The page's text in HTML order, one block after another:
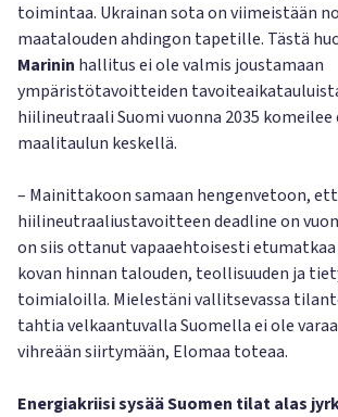
toimintaa. Ukrainan sota on viimeistään
maatalouden ahdingon tapetille. Tästä
Marinin hallitus ei ole valmis joustamaan
ympäristötavoitteiden
hiilineutraali Suomi vuonna 2035 komeilee
maalitaulun keskellä.
– Mainittakoon samaan hengenvetoon,
hiilineutraaliustavoitteen deadline on
on siis ottanut vapaaehtoisesti etumatkaa
kovan hinnan talouden, teollisuuden ja
toimialoilla. Mielestäni vallitsevassa
tahtia velkaantuvalla Suomella ei ole
vihreään siirtymään, Elomaa toteaa.
Energiakriisi sysää Suomen tilat alas